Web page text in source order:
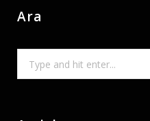
Ara